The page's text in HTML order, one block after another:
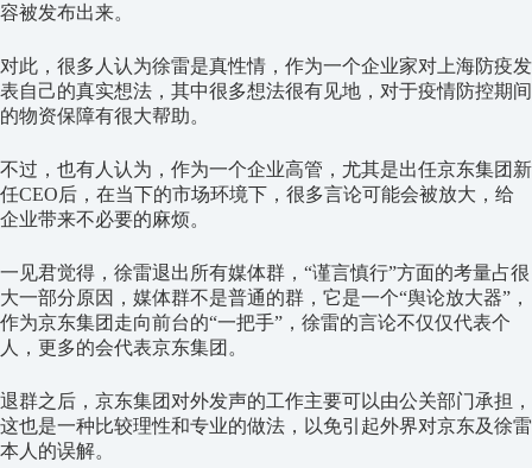
容被发布出来。
对此，很多人认为徐雷是真性情，作为一个企业家对上海防疫发
表自己的真实想法，其中很多想法很有见地，对于疫情防控期间
的物资保障有很大帮助。
不过，也有人认为，作为一个企业高管，尤其是出任京东集团新
任CEO后，在当下的市场环境下，很多言论可能会被放大，给
企业带来不必要的麻烦。
一见君觉得，徐雷退出所有媒体群，“谨言慎行”方面的考量占很
大一部分原因，媒体群不是普通的群，它是一个“舆论放大器”，
作为京东集团走向前台的“一把手”，徐雷的言论不仅仅代表个
人，更多的会代表京东集团。
退群之后，京东集团对外发声的工作主要可以由公关部门承担，
这也是一种比较理性和专业的做法，以免引起外界对京东及徐雷
本人的误解。